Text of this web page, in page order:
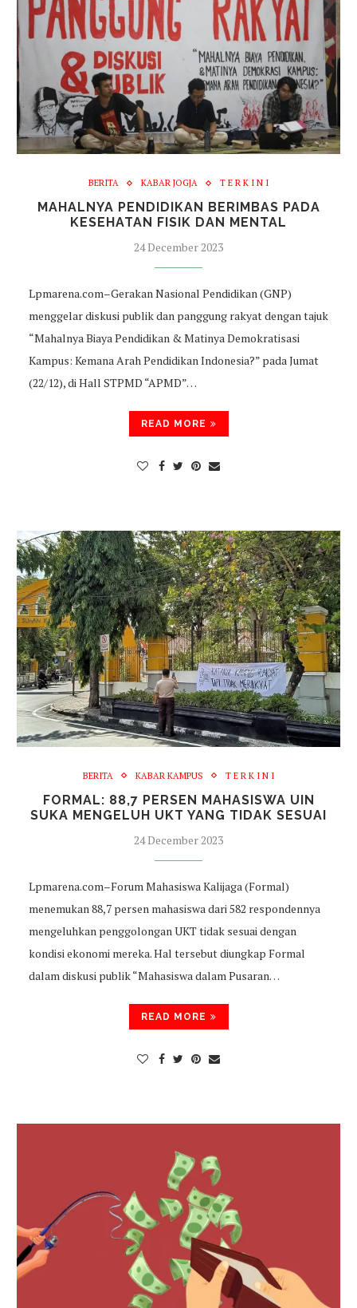
BERITA KABAR JOGJA T E R K I N I
MAHALNYA PENDIDIKAN BERIMBAS PADA
KESEHATAN FISIK DAN MENTAL
24 December 2023
Lpmarena.com–Gerakan Nasional Pendidikan (GNP)
menggelar diskusi publik dan panggung rakyat dengan tajuk
“Mahalnya Biaya Pendidikan & Matinya Demokratisasi
Kampus: Kemana Arah Pendidikan Indonesia?” pada Jumat
(22/12), di Hall STPMD “APMD”…
READ MORE
BERITA KABAR KAMPUS T E R K I N I
FORMAL: 88,7 PERSEN MAHASISWA UIN
SUKA MENGELUH UKT YANG TIDAK SESUAI
24 December 2023
Lpmarena.com–Forum Mahasiswa Kalijaga (Formal)
menemukan 88,7 persen mahasiswa dari 582 respondennya
mengeluhkan penggolongan UKT tidak sesuai dengan
kondisi ekonomi mereka. Hal tersebut diungkap Formal
dalam diskusi publik “Mahasiswa dalam Pusaran…
READ MORE